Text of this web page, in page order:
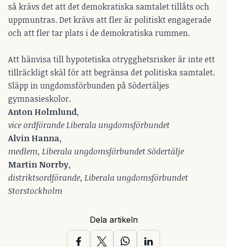
så krävs det att det demokratiska samtalet tillåts och
uppmuntras. Det krävs att fler är politiskt engagerade
och att fler tar plats i de demokratiska rummen.
Att hänvisa till hypotetiska otrygghetsrisker är inte ett
tillräckligt skäl för att begränsa det politiska samtalet.
Släpp in ungdomsförbunden på Södertäljes
gymnasieskolor.
Anton Holmlund,
vice ordförande Liberala ungdomsförbundet
Alvin Hanna,
medlem, Liberala ungdomsförbundet Södertälje
Martin Norrby,
distriktsordförande, Liberala ungdomsförbundet
Storstockholm
Dela artikeln